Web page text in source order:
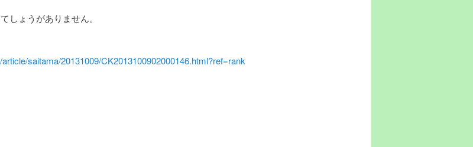
しょうがありません。
saitama/20131009/CK2013100902000146.html?ref=rank